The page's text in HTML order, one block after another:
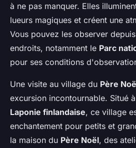
à ne pas manquer. Elles
lueurs magiques et créent une
Vous pouvez les observer
endroits, notamment le Parc
pour ses conditions
Une visite au village du Père
excursion incontournable. Situé
Laponie finlandaise, ce village
enchantement pour petits et
la maison du Père Noël, des